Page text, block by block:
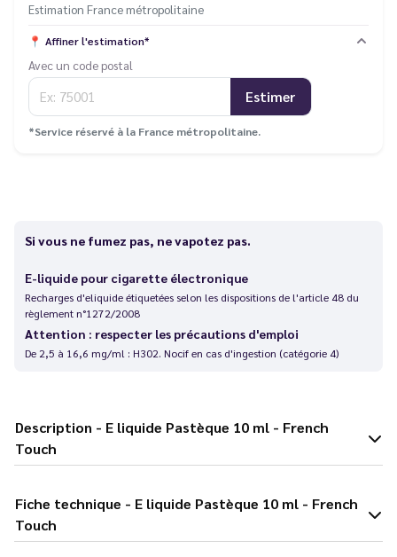
Estimation France métropolitaine
📍 Affiner l'estimation*
Avec un code postal
Estimer
*Service réservé à la France métropolitaine.
Si vous ne fumez pas, ne vapotez pas.
E-liquide pour cigarette électronique
Recharges d'eliquide étiquetées selon les dispositions de l'article 48 du
règlement n°1272/2008
Attention : respecter les précautions d'emploi
De 2,5 à 16,6 mg/ml : H302. Nocif en cas d'ingestion (catégorie 4)
Description - E liquide Pastèque 10 ml - French
Touch
Fiche technique - E liquide Pastèque 10 ml - French
Touch